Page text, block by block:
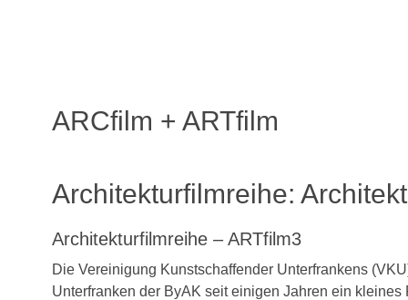
ARCfilm + ARTfilm
Architekturfilmreihe:
Architekturfilmreihe – ARTfilm3
Die Vereinigung Kunstschaffender Unterfrankens
Unterfranken der ByAK seit einigen Jahren ein